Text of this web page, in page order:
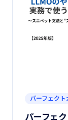
パーフェクト
パーフェ